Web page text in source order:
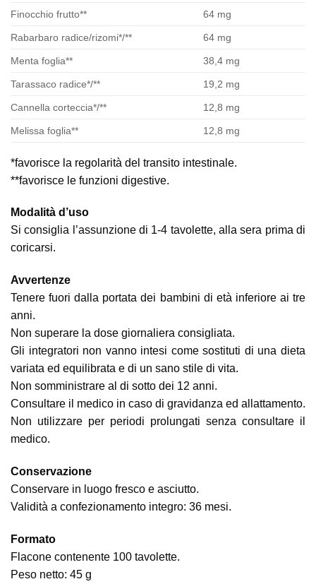
Finocchio frutto** 64 mg
Rabarbaro radice/rizomi*/** 64 mg
Menta foglia** 38,4 mg
Tarassaco radice*/** 19,2 mg
Cannella corteccia*/** 12,8 mg
Melissa foglia** 12,8 mg
*favorisce la regolarità del transito intestinale.
**favorisce le funzioni digestive.
Modalità d’uso
Si consiglia l’assunzione di 1-4 tavolette, alla sera prima di
coricarsi.
Avvertenze
Tenere fuori dalla portata dei bambini di età inferiore ai tre
anni.
Non superare la dose giornaliera consigliata.
Gli integratori non vanno intesi come sostituti di una dieta
variata ed equilibrata e di un sano stile di vita.
Non somministrare al di sotto dei 12 anni.
Consultare il medico in caso di gravidanza ed allattamento.
Non utilizzare per periodi prolungati senza consultare il
medico.
Conservazione
Conservare in luogo fresco e asciutto.
Validità a confezionamento integro: 36 mesi.
Formato
Flacone contenente 100 tavolette.
Peso netto: 45 g